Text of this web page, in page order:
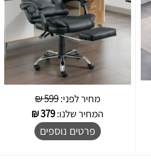
מחיר לפני:599 ₪
המחיר שלנו:379
₪
פרטים נוספים